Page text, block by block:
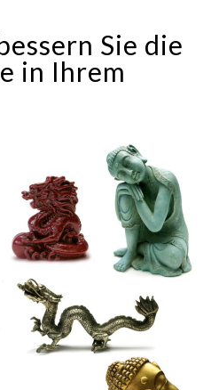
Sie die
in Ihrem